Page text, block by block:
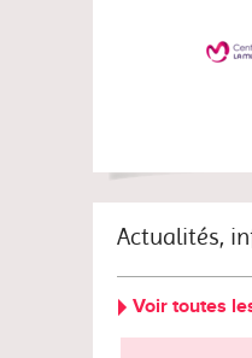
Actualités,
Voir toutes